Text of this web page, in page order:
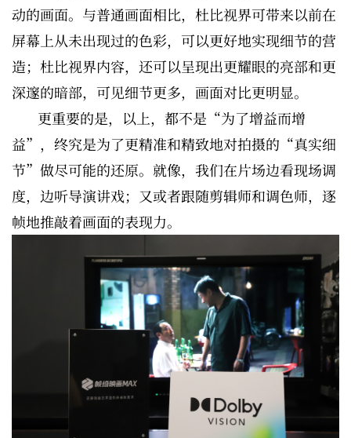
动的画面。与普通画面相比，杜比视界可带来以前在
屏幕上从未出现过的色彩，可以更好地实现细节的营
造；杜比视界内容，还可以呈现出更耀眼的亮部和更
深邃的暗部，可见细节更多，画面对比更明显。
更重要的是，以上，都不是“为了增益而增
益”，终究是为了更精准和精致地对拍摄的“真实细
节”做尽可能的还原。就像，我们在片场边看现场调
度，边听导演讲戏；又或者跟随剪辑师和调色师，逐
帧地推敲着画面的表现力。